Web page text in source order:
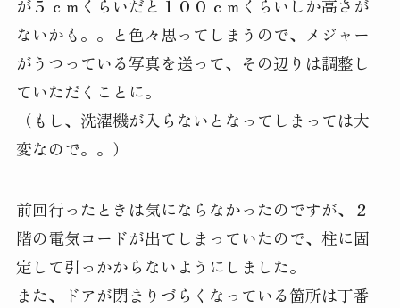
が５ｃｍくらいだと１００ｃｍくらいしか高さが
ないかも。。と色々思ってしまうので、メジャー
がうつっている写真を送って、その辺りは調整し
ていただくことに。
（もし、洗濯機が入らないとなってしまっては大
変なので。。）
前回行ったときは気にならなかったのですが、２
階の電気コードが出てしまっていたので、柱に固
定して引っかからないようにしました。
また、ドアが閉まりづらくなっている箇所は丁番